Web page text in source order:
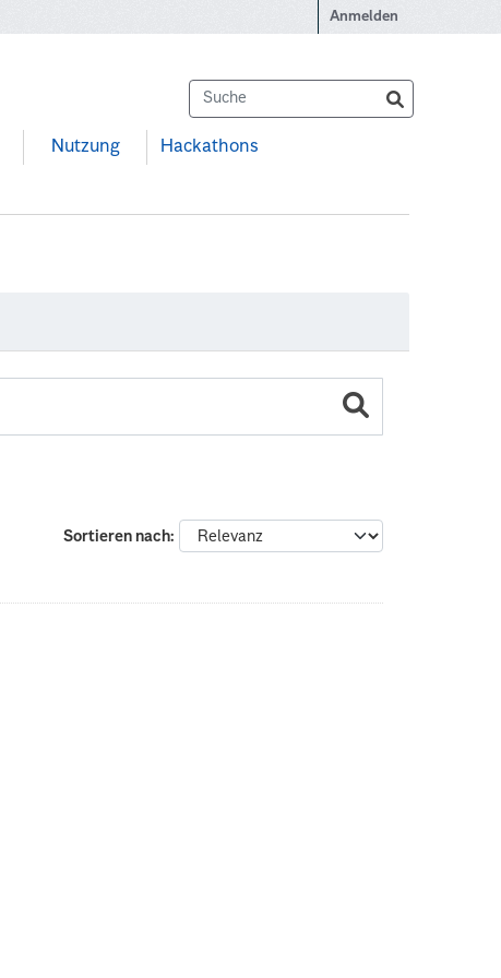
Anmelden
Nutzung Hackathons
Sortieren nach